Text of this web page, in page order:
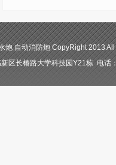
炮 自动消防炮 CopyRight 2013
新区长椿路大学科技园Y21栋 电